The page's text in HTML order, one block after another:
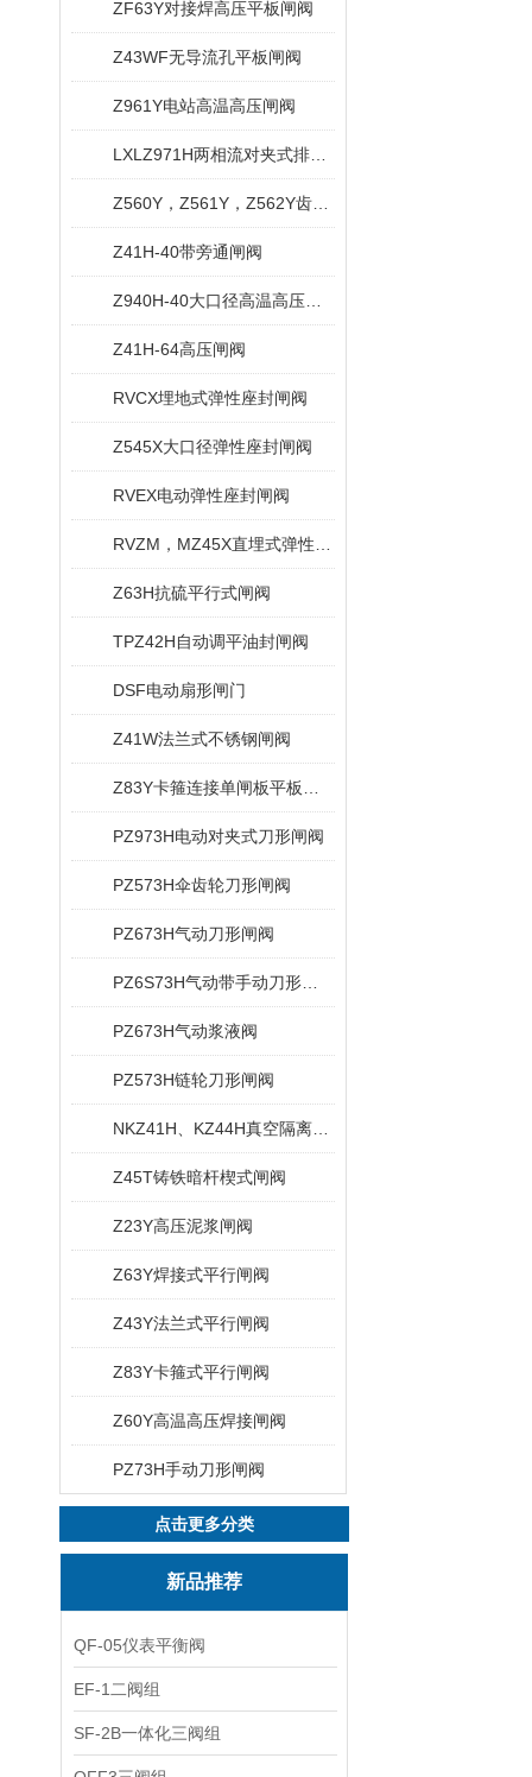
ZF63Y对接焊高压平板闸阀
Z43WF无导流孔平板闸阀
Z961Y电站高温高压闸阀
Z41H-40带旁通闸阀
Z41H-64高压闸阀
RVCX埋地式弹性座封闸阀
Z545X大口径弹性座封闸阀
RVEX电动弹性座封闸阀
Z63H抗硫平行式闸阀
TPZ42H自动调平油封闸阀
DSF电动扇形闸门
Z41W法兰式不锈钢闸阀
PZ973H电动对夹式刀形闸阀
PZ573H伞齿轮刀形闸阀
PZ673H气动刀形闸阀
PZ673H气动浆液阀
PZ573H链轮刀形闸阀
Z45T铸铁暗杆楔式闸阀
Z23Y高压泥浆闸阀
Z63Y焊接式平行闸阀
Z43Y法兰式平行闸阀
Z83Y卡箍式平行闸阀
Z60Y高温高压焊接闸阀
PZ73H手动刀形闸阀
点击更多分类
新品推荐
QF-05仪表平衡阀
EF-1二阀组
SF-2B一体化三阀组